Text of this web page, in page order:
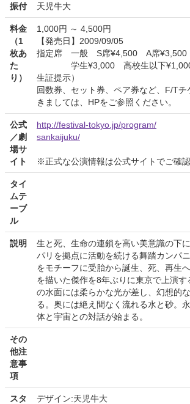
振付 天児牛大
料金
（1
枚あ
た
り）
1,000円 ～ 4,500円
【発売日】2009/09/05
指定席 一般 S席¥4,500 A席¥3,500
学生¥3,000 高校生以下¥1,000
生証提示）
回数券、セット券、ペア券など、F/Tチ
きましては、HPをご参照ください。
公式
／劇
場サ
イト
http://festival-tokyo.jp/program/
sankaijuku/
※正式な公演情報は公式サイトでご確認
タイ
ムテ
ーブ
ル
説明
生と死、生命の連鎖を高い美意識の下
パリを拠点に活動を続ける舞踏カンパ
をモチーフに受胎から誕生、死、再生
を描いた傑作を8年ぶりに東京で上演
の水面には柔らかな光が差し、幻想的
る。奥には絶え間なく流れる水と砂。
体と宇宙との対話が始まる。
その
他注
意事
項
スタ
デザイン:天児牛大